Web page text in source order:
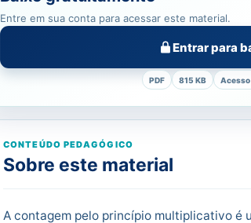
Entre em sua conta para acessar este material.
Entrar para
PDF 815 KB
CONTEÚDO PEDAGÓGICO
Sobre este material
A contagem pelo princípio multiplicativo é